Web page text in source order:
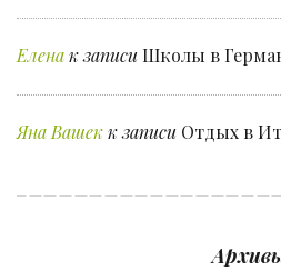
Еленак записиШколы в
Яна Вашекк записи Отдых в